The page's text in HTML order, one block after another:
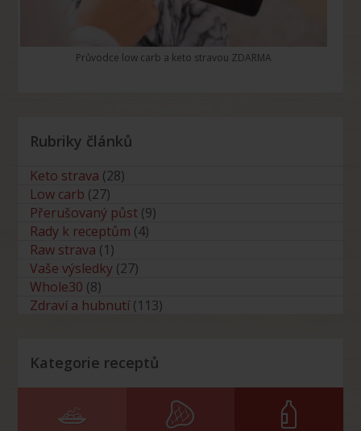
Průvodce low carb a keto stravou ZDARMA
Rubriky článků
Keto strava (28)
Low carb (27)
Přerušovaný půst (9)
Rady k receptům (4)
Raw strava (1)
Vaše výsledky (27)
Whole30 (8)
Zdraví a hubnutí (113)
Kategorie receptů